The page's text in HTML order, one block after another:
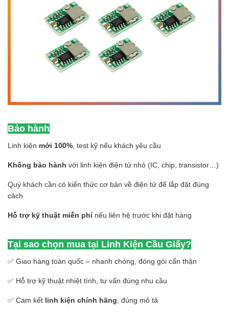
Bảo hành
Linh kiện mới 100%, test kỹ nếu khách yêu cầu
Không bảo hành với linh kiện điện tử nhỏ (IC, chip, transistor…)
Quý khách cần có kiến thức cơ bản về điện tử để lắp đặt đúng
cách
Hỗ trợ kỹ thuật miễn phínếu liên hệ trước khi đặt hàng
Tại sao chọn mua tại Linh Kiện Cầu Giấy?
✅ Giao hàng toàn quốc – nhanh chóng, đóng gói cẩn thận
✅ Hỗ trợ kỹ thuật nhiệt tình, tư vấn đúng nhu cầu
✅ Cam kết linh kiện chính hãng, đúng mô tả